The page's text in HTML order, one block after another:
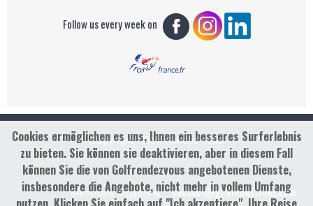
Follow us every week on
Copyright : Golf Rendez-vous
Mentions légales &
contact@golfrendezvous.com
Cookies ermöglichen es uns, Ihnen ein besseres Surferlebnis
zu bieten. Sie können sie deaktivieren, aber in diesem Fall
können Sie die von Golfrendezvous angebotenen Dienste,
insbesondere die Angebote, nicht mehr in vollem Umfang